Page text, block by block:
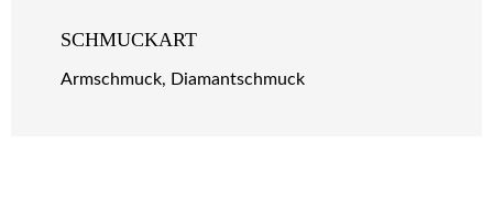
SCHMUCKART
Armschmuck, Diamantschmuck